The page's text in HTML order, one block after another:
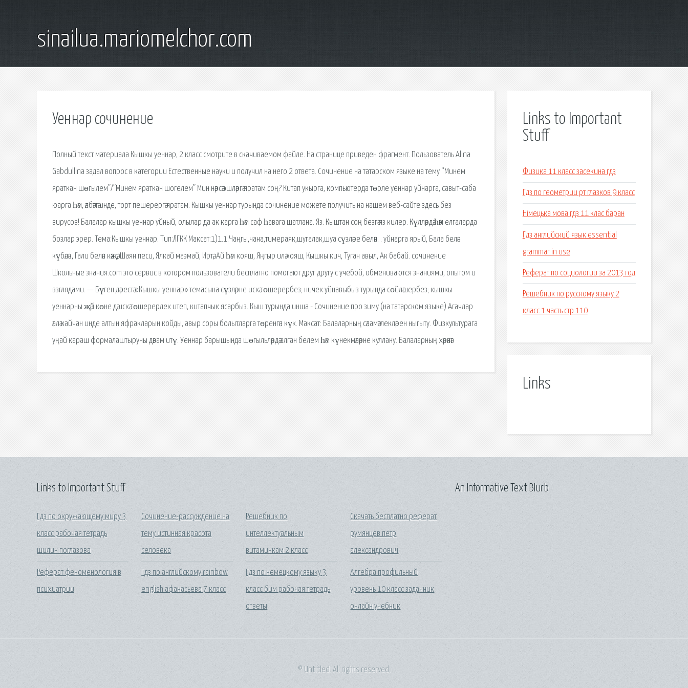
sinailua.mariomelchor.com
Уеннар сочинение
Полный текст материала Кышкы уеннар, 2 класс смотрите в скачиваемом файле. На странице приведен фрагмент. Пользователь Alina
Gabdullina задал вопрос в категории Естественные науки и получил на него 2 ответа. Сочинение на татарском языке на тему “Минем
яраткан шөгылем”/”Минем яраткан шогелем” Мин нәрсә эшләргә яратам соң? Китап укырга, компьютерда төрле уеннар уйнарга, савыт-саба
юарга һәм, әлбәттә инде, торт пешерергә яратам. Кышкы уеннар турында сочинение можете получить на нашем веб-сайте здесь без
вирусов! Балалар кышкы уеннар уйный, олылар да ак карга һәм саф һавага шатлана. Яз. Кыштан соң безгә яз килер. Күлләрдә һәм елгаларда
бозлар эрер. Тема:Кышкы уеннар. Тип:ЛГКК Максат:1)1.1.Чаңгы,чана,тимераяк,шугалак,шуа сүзләре белән. . уйнарга ярый, Бала белән
күбәләк, Гали белән кәҗә, Шаян песи, Ялкай маэмай, Иртә, Ай һәм кояш, Яңгыр илә кояш, Кышкы кич, Туган авыл, Ак бабай. сочинение
Школьные знания.com это сервис в котором пользователи бесплатно помогают друг другу с учебой, обмениваются знаниями, опытом и
взглядами. — Бүген дәрестә «Кышкы уеннар» темасына сүзләрне искә төшерербез; ничек уйнавыбыз турында сөйләшербез; кышкы
уеннарны җәй көне дә искә төшерерлек итеп, китапчык ясарбыз. Кыш турында инша - Сочинение про зиму (на татарском языке) Агачлар
әллә кайчан инде алтын яфракларын койды, авыр соры болытларга төренгән күк. Максат: Балаларның сәламәтлекләрен ныгыту. Физкультурага
уңай караш формалаштыруны дәвам итү. Уеннар барышында шөгыльләрдә алган белем һәм күнекмәләрне куллану. Балаларның хәрәкәт.
Links to Important
Stuff
Физика 11 класс засекина гдз
Гдз по геометрии рт глазков 9 класс
Німецька мова гдз 11 клас баран
Гдз английский язык essential
grammar in use
Реферат по социологии за 2013 год
Решебник по русскому языку 2
класс 1 часть стр 110
Links
Links to Important Stuff
Гдз по окружающему миру 3
класс рабочая тетрадь
шилин поглазова
Реферат феноменология в
психиатрии
Сочинение-рассуждение на
тему истинная красота
селовека
Гдз по английскому rainbow
english афанасьева 7 класс
Решебник по
интеллектуальным
витаминкам 2 класс
Гдз по немецкому языку 3
класс бим рабочая тетрадь
ответы
Скачать бесплатно реферат
румянцев пётр
александрович
Алгебра профильный
уровень 10 класс задачник
онлайн учебник
An Informative Text Blurb
© Untitled. All rights reserved.